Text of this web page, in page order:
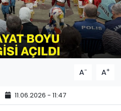
A- A+
11.06.2026 - 11:47